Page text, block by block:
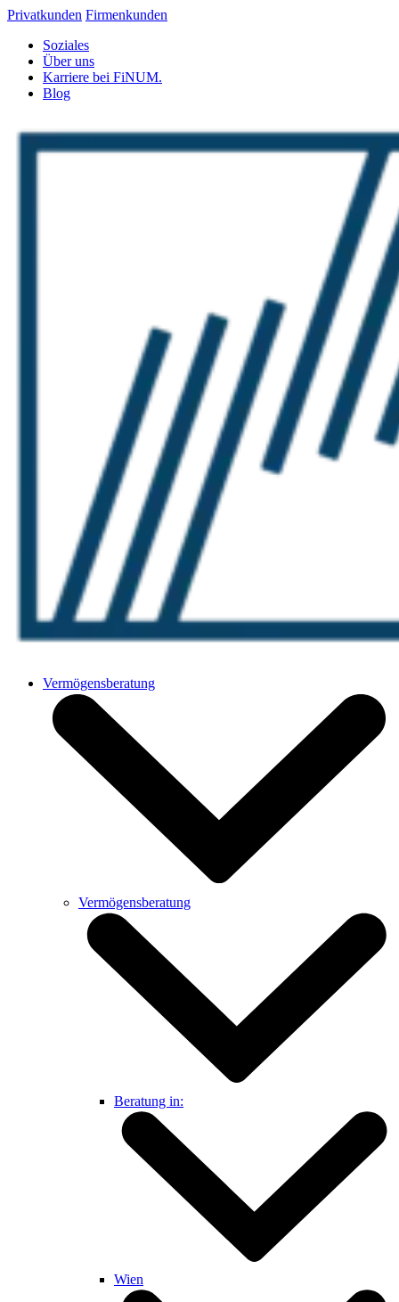
Privatkunden Firmenkunden
Soziales
Über uns
Karriere bei FiNUM.
Blog
Vermögensberatung
Vermögensberatung
Beratung in:
Wien